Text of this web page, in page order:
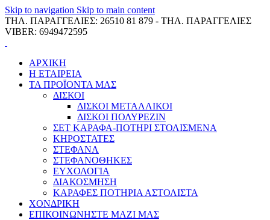
Skip to navigation Skip to main content
ΤΗΛ. ΠΑΡΑΓΓΕΛΙΕΣ: 26510 81 879 - ΤΗΛ. ΠΑΡΑΓΓΕΛΙΕΣ
VIBER: 6949472595
ΑΡΧΙΚΗ
Η ΕΤΑΙΡΕΙΑ
ΤΑ ΠΡΟΪΟΝΤΑ ΜΑΣ
ΔΙΣΚΟΙ
ΔΙΣΚΟΙ ΜΕΤΑΛΛΙΚΟΙ
ΔΙΣΚΟΙ ΠΟΛΥΡΕΖΙΝ
ΣΕΤ ΚΑΡΑΦΑ-ΠΟΤΗΡΙ ΣΤΟΛΙΣΜΕΝΑ
ΚΗΡΟΣΤΑΤΕΣ
ΣΤΕΦΑΝΑ
ΣΤΕΦΑΝΟΘΗΚΕΣ
ΕΥΧΟΛΟΓΙΑ
ΔΙΑΚΟΣΜΗΣΗ
ΚΑΡΑΦΕΣ ΠΟΤΗΡΙΑ ΑΣΤΟΛΙΣΤΑ
ΧΟΝΔΡΙΚΗ
ΕΠΙΚΟΙΝΩΝΗΣΤΕ ΜΑΖΙ ΜΑΣ